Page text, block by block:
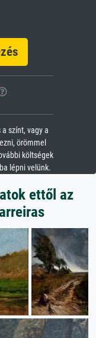
színt, vagy a
örömmel
költségek
lépni velünk.
ettől az